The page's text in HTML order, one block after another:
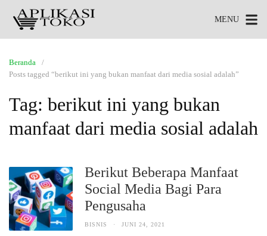
MENU
Beranda
Posts tagged “berikut ini yang bukan manfaat dari media sosial adalah”
Tag: berikut ini yang bukan
manfaat dari media sosial adalah
Berikut Beberapa Manfaat
Social Media Bagi Para
Pengusaha
BISNIS · JUNI 24, 2021